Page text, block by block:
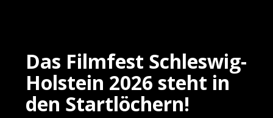
Das Filmfest Schleswig-
Holstein 2026 steht in
den Startlöchern!